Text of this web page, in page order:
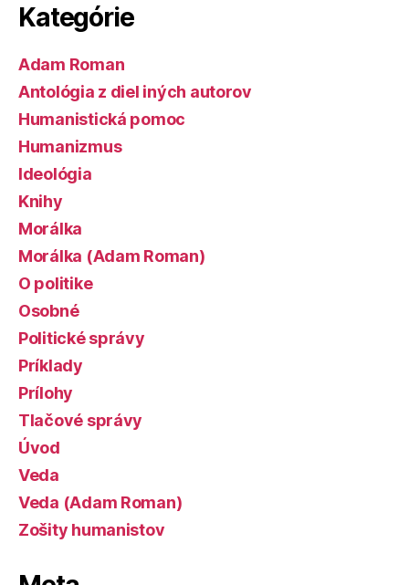
Kategórie
Adam Roman
Antológia z diel iných autorov
Humanistická pomoc
Humanizmus
Ideológia
Knihy
Morálka
Morálka (Adam Roman)
O politike
Osobné
Politické správy
Príklady
Prílohy
Tlačové správy
Úvod
Veda
Veda (Adam Roman)
Zošity humanistov